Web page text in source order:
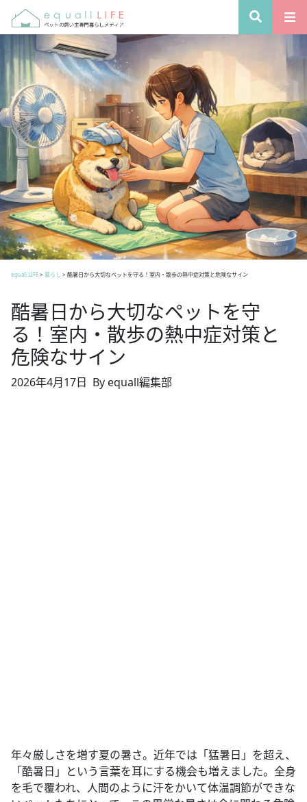
equall LIFE> 暮らし > 酷暑日から大切なペットを守る！室内・散歩の熱中症対策と危険なサイン
酷暑日から大切なペットを守
る！室内・散歩の熱中症対策と
危険なサイン
2026年4月17日 By equall編集部
年々厳しさを増す夏の暑さ。近年では「猛暑日」を超え、
「酷暑日」という言葉を耳にする機会も増えました。全身
を毛で覆われ、人間のように汗をかいて体温調節ができな